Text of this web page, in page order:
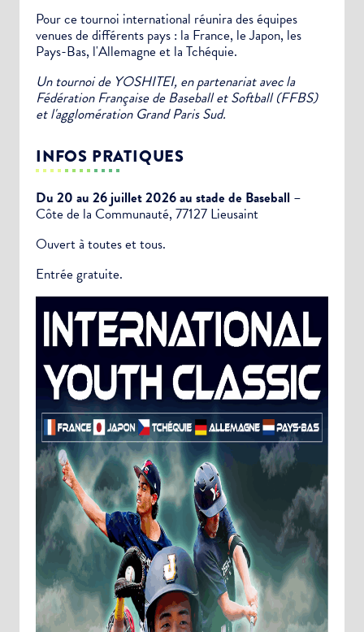
Pour ce tournoi international réunira des équipes
venues de différents pays : la France, le Japon, les
Pays-Bas, l'Allemagne et la Tchéquie.
Un tournoi de YOSHITEI, en partenariat avec la
Fédération Française de Baseball et Softball (FFBS)
et l'agglomération Grand Paris Sud.
INFOS PRATIQUES
Du 20 au 26 juillet 2026 au stade de Baseball –
Côte de la Communauté, 77127 Lieusaint
Ouvert à toutes et tous.
Entrée gratuite.